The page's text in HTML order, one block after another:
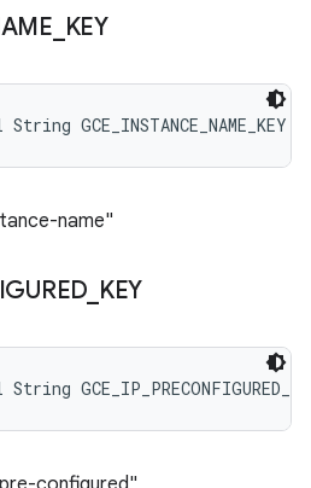
KEY
GCE_INSTANCE_NAME_KEY
name"
KEY